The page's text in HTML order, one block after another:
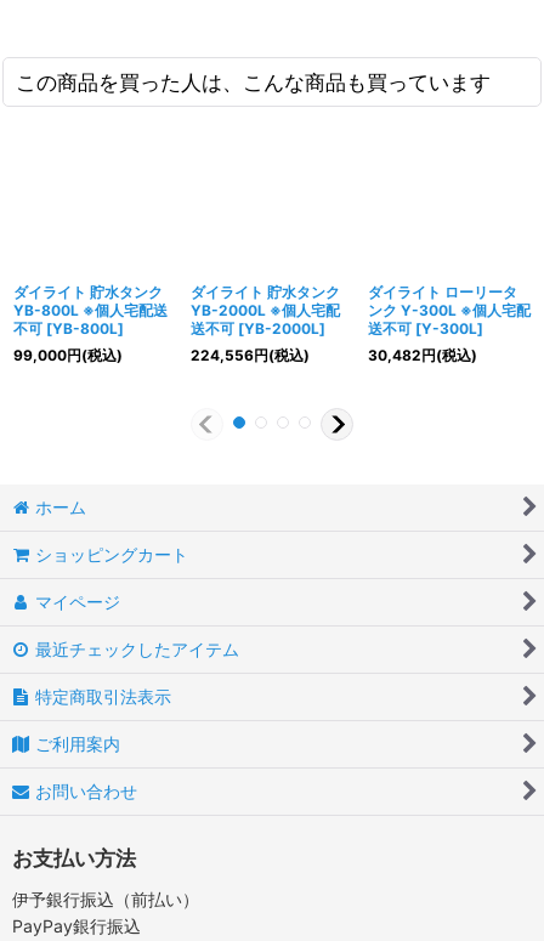
この商品を買った人は、こんな商品も買っています
ダイライト 貯水タンク
YB-800L ※個人宅配送
不可 [YB-800L]
99,000円(税込)
ダイライト 貯水タンク
YB-2000L ※個人宅配
送不可 [YB-2000L]
224,556円(税込)
ダイライト ローリータ
ンク Y-300L ※個人宅配
送不可 [Y-300L]
30,482円(税込)
ホーム
ショッピングカート
マイページ
最近チェックしたアイテム
特定商取引法表示
ご利用案内
お問い合わせ
お支払い方法
伊予銀行振込（前払い）
PayPay銀行振込